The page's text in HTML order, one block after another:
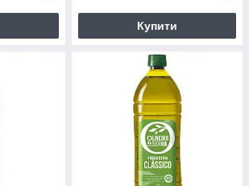
Купити